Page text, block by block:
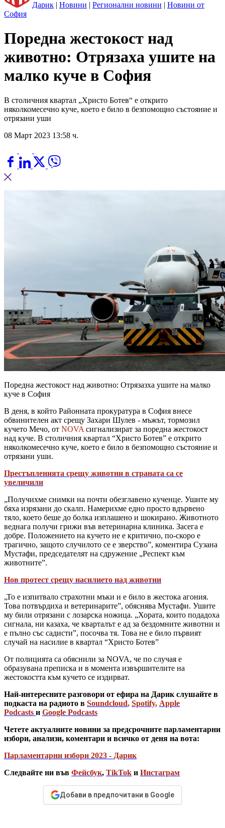
Дарик | Новини | Регионални новини | Новини от
София
Поредна жестокост над
животно: Отрязаха ушите на
малко куче в София
В столичния квартал „Христо Ботев“ е открито
няколкомесечно куче, което е било в безпомощно състояние и
отрязани уши
08 Март 2023 13:58 ч.
Поредна жестокост над животно: Отрязазха ушите на малко
куче в София
В деня, в който Районната прокуратура в София внесе
обвинителен акт срещу Захари Шулев - мъжът, тормозил
кучето Мечо, от NOVA сигнализират за поредна жестокост
над куче. В столичния квартал “Христо Ботев” е открито
няколкомесечно куче, което е било в безпомощно състояние и
отрязани уши.
Престъпленията срещу животни в страната са се
увеличили
„Получихме снимки на почти обезглавено кученце. Ушите му
бяха изрязани до скалп. Намерихме едно просто вдървено
тяло, което беше до болка изплашено и шокирано. Животното
веднага получи грижи във ветеринарна клиника. Засега е
добре. Положението на кучето не е критично, по-скоро е
трагично, защото случилото се е зверство”, коментира Сузана
Мустафи, председателят на сдружение „Респект към
животните”.
Нов протест срещу насилието над животни
„То е изпитвало страхотни мъки и е било в жестока агония.
Това потвърдиха и ветеринарите”, обяснява Мустафи. Ушите
му били отрязани с лозарска ножица. „Хората, които подадоха
сигнала, ни казаха, че кварталът е ад за бездомните животни и
е пълно със садисти”, посочва тя. Това не е било първият
случай на насилие в квартал “Христо Ботев”
От полицията са обяснили за NOVA, че по случая е
образувана преписка и в момента извършителите на
жестокостта към кучето се издирват.
Най-интересните разговори от ефира на Дарик слушайте в
подкаста на радиото в Soundcloud, Spotify, Apple
Podcasts и Google Podcasts
Четете актуалните новини за предсрочните парламентарни
избори, анализи, коментари и всичко от деня на вота:
Парламентарни избори 2023 - Дарик
Следвайте ни във Фейсбук, TikTok и Инстаграм
Добави в предпочитани в Google